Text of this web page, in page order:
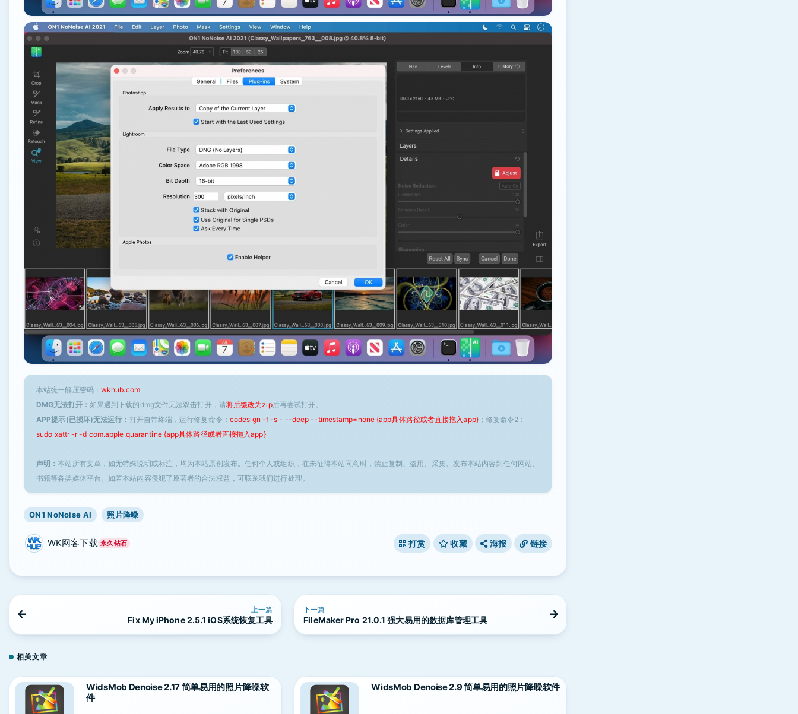
本站统一解压密码： wkhub.com
DMG无法打开： 如果遇到下载的dmg文件无法双击打开，请将后缀改为zip后再尝试打开。
APP提示(已损坏)无法运行： 打开自带终端，运行修复命令： codesign -f -s - --deep --timestamp=none {app具体路径或者直接拖入app}；修复命令2：
sudo xattr -r -d com.apple.quarantine {app具体路径或者直接拖入app}
声明：本站所有文章，如无特殊说明或标注，均为本站原创发布。任何个人或组织，在未征得本站同意时，禁止复制、盗用、采集、发布本站内容到任何网站、
书籍等各类媒体平台。如若本站内容侵犯了原著者的合法权益，可联系我们进行处理。
ON1 NoNoise AI 照片降噪
WK网客下载 永久钻石 打赏 收藏 海报 链接
上一篇
Fix My iPhone 2.5.1 iOS系统恢复工具
下一篇
FileMaker Pro 21.0.1 强大易用的数据库管理工具
相关文章
WidsMob Denoise 2.17 简单易用的照片降噪软
件
WidsMob Denoise 2.9 简单易用的照片降噪软件